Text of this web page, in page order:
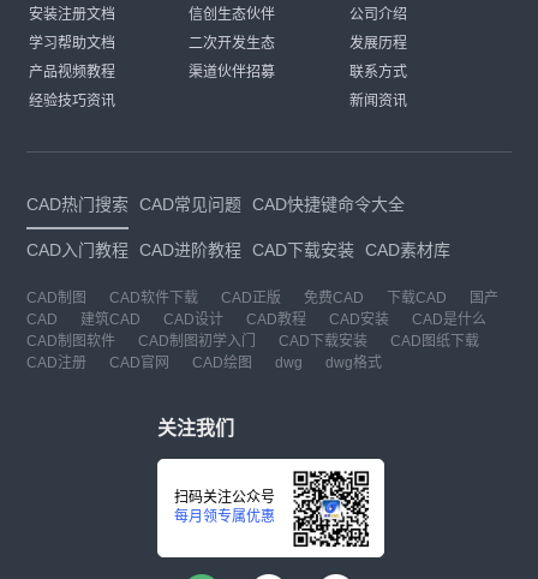
安装注册文档
学习帮助文档
产品视频教程
经验技巧资讯
信创生态伙伴
二次开发生态
渠道伙伴招募
公司介绍
发展历程
联系方式
新闻资讯
CAD热门搜索 CAD常见问题 CAD快捷键命令大全
CAD入门教程 CAD进阶教程 CAD下载安装 CAD素材库
CAD制图 CAD软件下载 CAD正版 免费CAD 下载CAD
国产
CAD
建筑CAD CAD设计 CAD教程 CAD安装
CAD是什么
CAD制图软件
CAD制图初学入门 CAD下载安装
CAD图纸下载
CAD注册
CAD官网 CAD绘图 dwg dwg格式
关注我们
扫码关注公众号
每月领专属优惠